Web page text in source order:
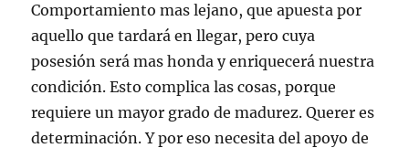
Comportamiento mas lejano, que apuesta por
aquello que tardará en llegar, pero cuya
posesión será mas honda y enriquecerá nuestra
condición. Esto complica las cosas, porque
requiere un mayor grado de madurez. Querer es
determinación. Y por eso necesita del apoyo de